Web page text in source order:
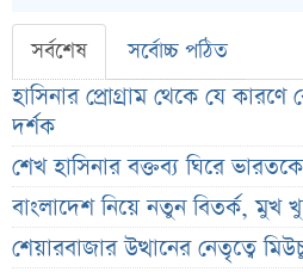
সর্বশেষ সর্বোচ্চ পঠিত
হাসিনার প্রোগ্রাম থেকে যে
দর্শক
শেখ হাসিনার বক্তব্য ঘিরে
বাংলাদেশ নিয়ে নতুন বিতর্ক,
শেয়ারবাজার উত্থানের নেতৃত্বে